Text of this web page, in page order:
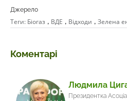
Джерело
Теги: Біогаз , ВДЕ , Відходи , Зелена
Коментарі
Людмила
Президентка